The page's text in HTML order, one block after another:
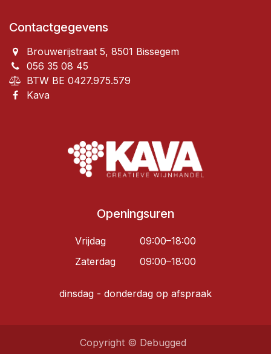
Contactgegevens
Brouwerijstraat 5, 8501 Bissegem
056 35 08 45
BTW BE 0427.975.579
Kava
Openingsuren
Vrijdag
09:00–18:00
Zaterdag
09:00–18:00
dinsdag - donderdag op afspraak
Copyright © Debugged